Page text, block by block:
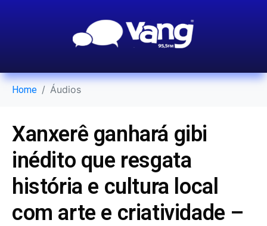
Home Áudios
Xanxerê ganhará gibi
inédito que resgata
história e cultura local
com arte e criatividade –